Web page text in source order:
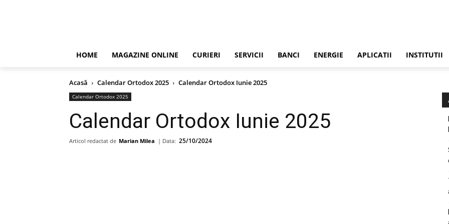
HOME MAGAZINE ONLINE CURIERI SERVICII BANCI ENERGIE APLICATII INSTITUTII
Acasă Calendar Ortodox 2025 Calendar Ortodox Iunie 2025
Calendar Ortodox 2025
Calendar Ortodox Iunie 2025
Articol redactat de Marian Milea | Data: 25/10/2024